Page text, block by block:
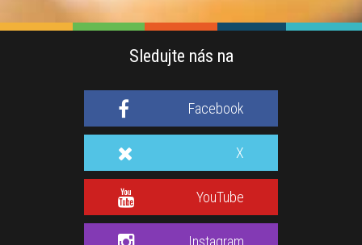
Sledujte nás na
Facebook
X
YouTube
Instagram